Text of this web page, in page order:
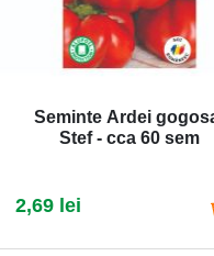
Seminte Ardei
Stef - cca 60 sem
2,69 lei